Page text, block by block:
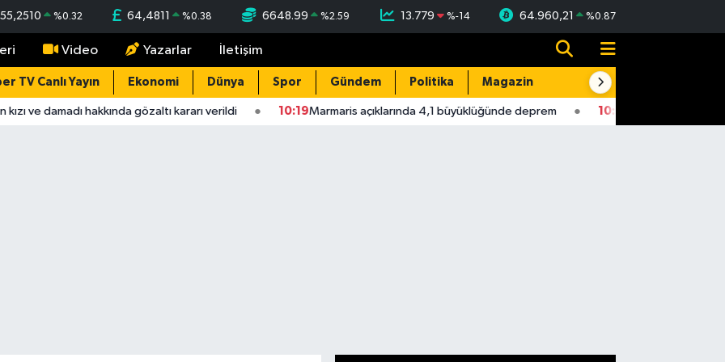
55,2510 %0.32 64,4811 %0.38 6648.99 %2.59 13.779 %-14 64.960,21 %0.87
Video Yazarlar İletişim
TV Canlı Yayın Ekonomi Dünya Spor Gündem Politika Magazin Resmi İlanlar
ve damadı hakkında gözaltı kararı verildi 10:19Marmaris açıklarında 4,1 büyüklüğünde deprem 10:56